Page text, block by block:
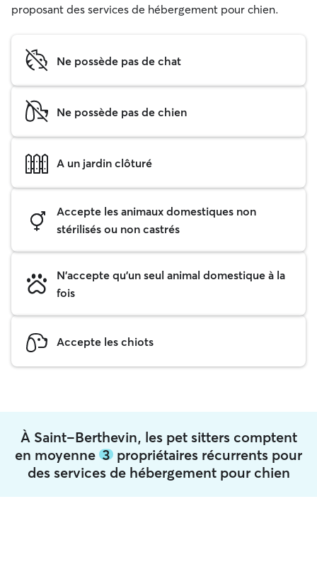
proposant des services de hébergement pour chien.
Ne possède pas de chat
Ne possède pas de chien
A un jardin clôturé
Accepte les animaux domestiques non
stérilisés ou non castrés
N'accepte qu'un seul animal domestique à la
fois
Accepte les chiots
À Saint-Berthevin, les pet sitters comptent
en moyenne 3 propriétaires récurrents pour
des services de hébergement pour chien